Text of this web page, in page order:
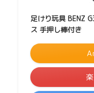
足けり玩具 BENZ
ス 手押し棒付き